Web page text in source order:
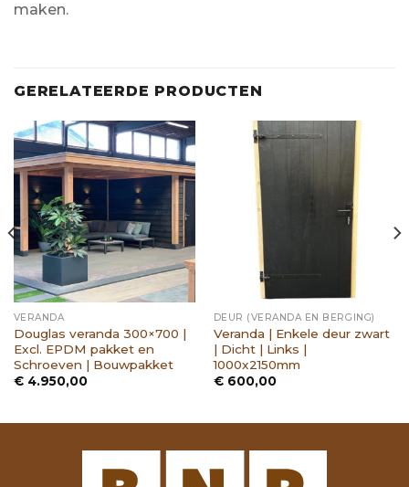
maken.
GERELATEERDE PRODUCTEN
VERANDA
Douglas veranda 300×700 |
Excl. EPDM pakket en
Schroeven | Bouwpakket
€4.950,00
DEUR (VERANDA EN BERGING)
Veranda | Enkele deur zwart
| Dicht | Links |
1000x2150mm
€600,00